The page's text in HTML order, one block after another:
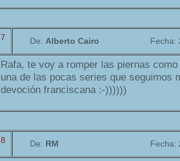
7 De: Alberto Cairo Fecha:
Rafa, te voy a romper las piernas
una de las pocas series que seguimos
devoción franciscana :-))))))
8 De: RM Fecha: